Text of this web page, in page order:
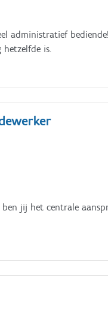
administratief
hetzelfde is.
jij het centrale